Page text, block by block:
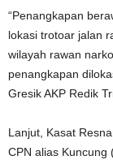
“Penangkapan
lokasi trotoar jalan
wilayah rawan
penangkapan
Gresik AKP Redik
Lanjut, Kasat
CPN alias Kuncung